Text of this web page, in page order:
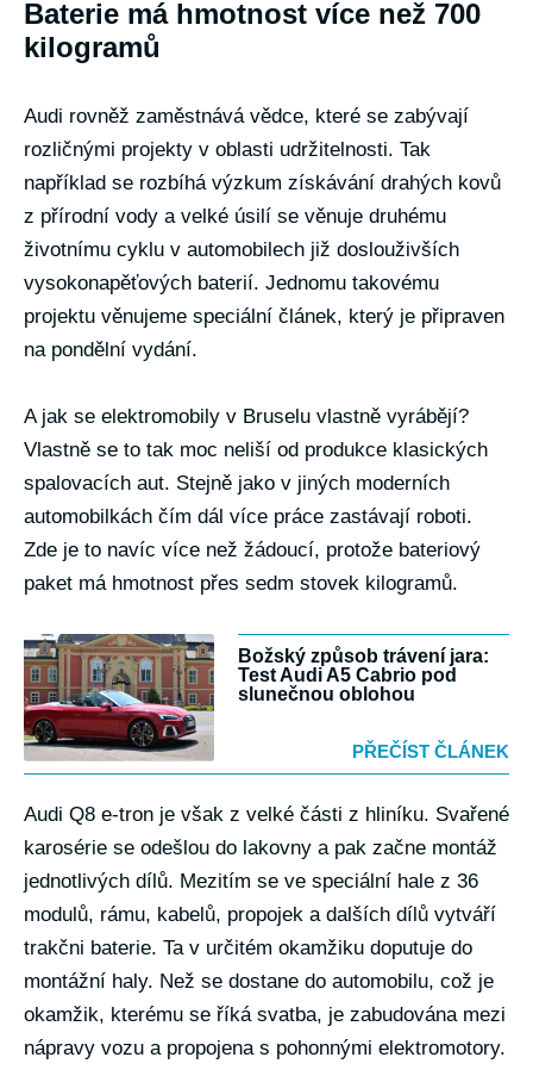
Baterie má hmotnost více než 700
kilogramů
Audi rovněž zaměstnává vědce, které se zabývají
rozličnými projekty v oblasti udržitelnosti. Tak
například se rozbíhá výzkum získávání drahých kovů
z přírodní vody a velké úsilí se věnuje druhému
životnímu cyklu v automobilech již doslouživších
vysokonapěťových baterií. Jednomu takovému
projektu věnujeme speciální článek, který je připraven
na pondělní vydání.
A jak se elektromobily v Bruselu vlastně vyrábějí?
Vlastně se to tak moc neliší od produkce klasických
spalovacích aut. Stejně jako v jiných moderních
automobilkách čím dál více práce zastávají roboti.
Zde je to navíc více než žádoucí, protože bateriový
paket má hmotnost přes sedm stovek kilogramů.
Božský způsob trávení jara:
Test Audi A5 Cabrio pod
slunečnou oblohou
PŘEČÍST ČLÁNEK
Audi Q8 e-tron je však z velké části z hliníku. Svařené
karosérie se odešlou do lakovny a pak začne montáž
jednotlivých dílů. Mezitím se ve speciální hale z 36
modulů, rámu, kabelů, propojek a dalších dílů vytváří
trakčni baterie. Ta v určitém okamžiku doputuje do
montážní haly. Než se dostane do automobilu, což je
okamžik, kterému se říká svatba, je zabudována mezi
nápravy vozu a propojena s pohonnými elektromotory.